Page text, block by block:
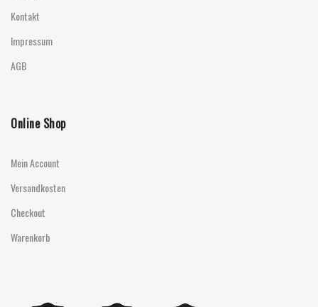
Kontakt
Impressum
AGB
Online Shop
Mein Account
Versandkosten
Checkout
Warenkorb